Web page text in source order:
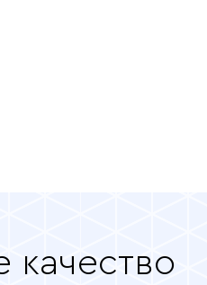
качество